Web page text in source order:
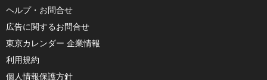
ヘルプ・お問合せ
広告に関するお問合せ
東京カレンダー 企業情報
利用規約
個人情報保護方針